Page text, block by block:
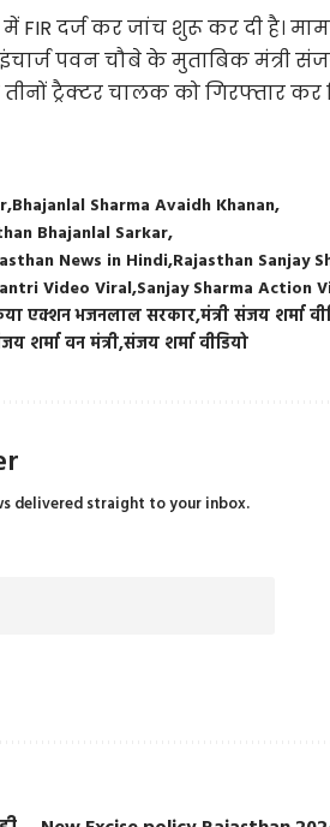
FIR दर्ज कर जांच शुरू कर दी है।
पवन चौबे के मुताबिक मंत्री
ट्रैक्टर चालक को गिरफ्तार कर
Bhajanlal Sharma Avaidh Khanan
Bhajanlal Sarkar
News in Hindi Rajasthan Sanjay
Video Viral Sanjay Sharma Action
एक्शन भजनलाल सरकारमंत्री संजय शर्मा
शर्मा वन मंत्रीसंजय शर्मा वीडियो
delivered straight to your inbox.